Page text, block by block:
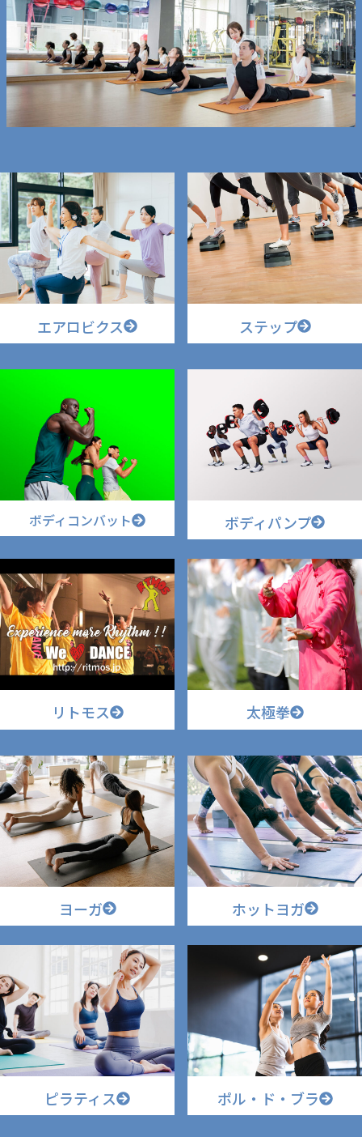
エアロビクス ステップ
ボディコンバット ボディパンプ
リトモス 太極拳
ヨーガ ホットヨガ
ピラティス ポル・ド・ブラ